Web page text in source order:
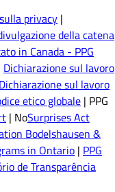
privacy |
della catena
in Canada - PPG
Dichiarazione sul lavoro
Dichiarazione sul lavoro
etico globale | PPG
| NoSurprises Act
Bodelshausen &
in Ontario | PPG
de Transparência